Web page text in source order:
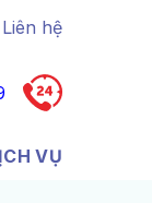
Liên hệ
VỤ